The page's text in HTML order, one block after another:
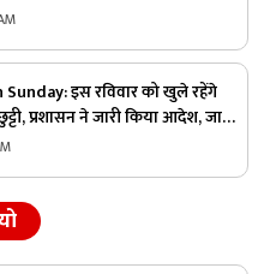
इस रविवार को खुले रहेंगे
प्रशासन ने जारी किया आदेश, जानिए